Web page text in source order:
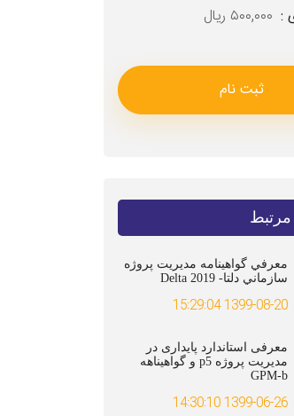
: ۵۰۰,۰۰۰ ریال
ثبت نام
معرفي گواهينامه مديريت پروژه
سازماني دلتا- Delta 2019
1399-08-20 15:29:04
معرفی استاندارد پایداری در
مدیریت پروژه p5 و گواهیناهه
GPM-b
1399-06-26 14:30:10